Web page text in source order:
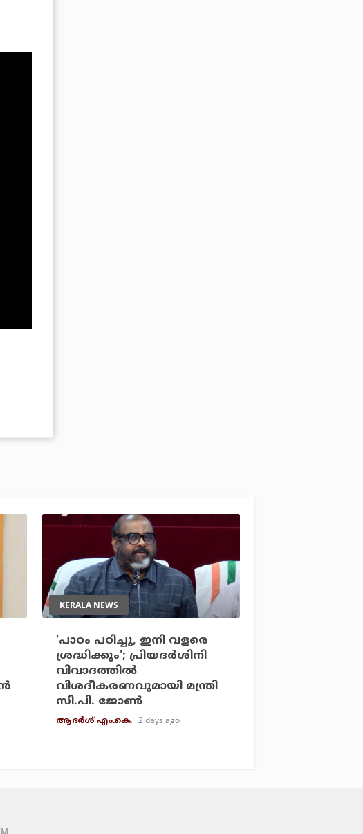
KERALA NEWS
'പാഠം പഠിച്ചു, ഇനി വളരെ
ശ്രദ്ധിക്കും'; പ്രിയദര്‍ശിനി
വിവാദത്തില്‍
വിശദീകരണവുമായി മന്ത്രി
സി.പി. ജോണ്‍
ആദർശ് എം.കെ. 2 days ago